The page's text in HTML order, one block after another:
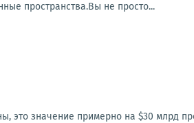
пространства.Вы не просто...
это значение примерно на $30 млрд